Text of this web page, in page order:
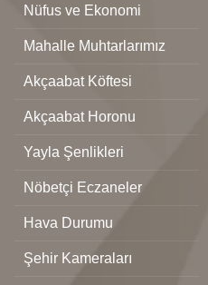
Nüfus ve Ekonomi
Mahalle Muhtarlarımız
Akçaabat Köftesi
Akçaabat Horonu
Yayla Şenlikleri
Nöbetçi Eczaneler
Hava Durumu
Şehir Kameraları